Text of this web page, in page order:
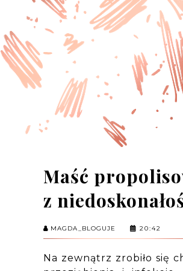
Maść
z
MAGDA_BLOGUJE 20:42
Na zewnątrz zrobiło się